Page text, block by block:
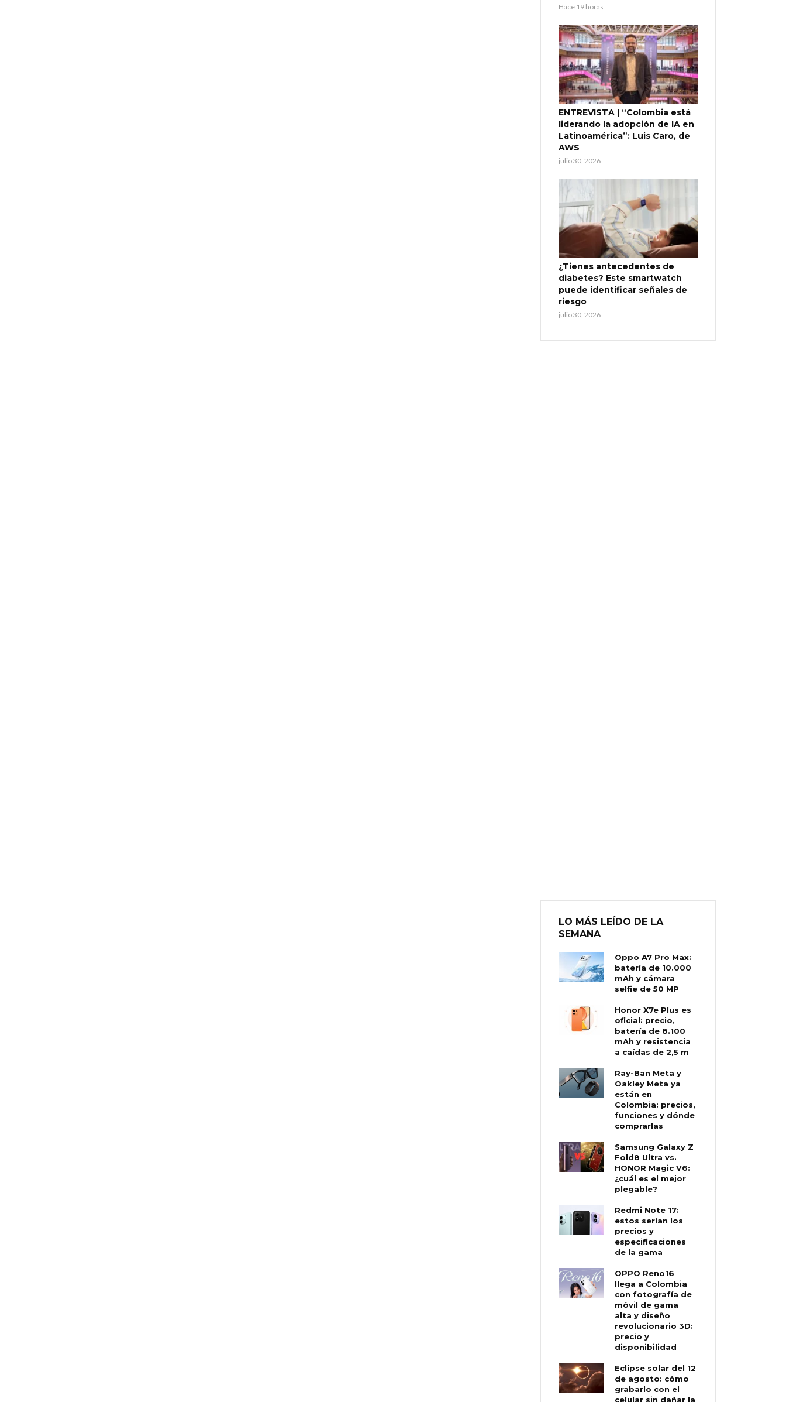
Hace 19 horas
ENTREVISTA | “Colombia está
liderando la adopción de IA en
Latinoamérica”: Luis Caro, de
AWS
julio 30, 2026
¿Tienes antecedentes de
diabetes? Este smartwatch
puede identificar señales de
riesgo
julio 30, 2026
LO MÁS LEÍDO DE LA
SEMANA
Oppo A7 Pro Max:
batería de 10.000
mAh y cámara
selfie de 50 MP
Honor X7e Plus es
oficial: precio,
batería de 8.100
mAh y resistencia
a caídas de 2,5 m
Ray-Ban Meta y
Oakley Meta ya
están en
Colombia: precios,
funciones y dónde
comprarlas
Samsung Galaxy Z
Fold8 Ultra vs.
HONOR Magic V6:
¿cuál es el mejor
plegable?
Redmi Note 17:
estos serían los
precios y
especificaciones
de la gama
OPPO Reno16
llega a Colombia
con fotografía de
móvil de gama
alta y diseño
revolucionario 3D:
precio y
disponibilidad
Eclipse solar del 12
de agosto: cómo
grabarlo con el
celular sin dañar la